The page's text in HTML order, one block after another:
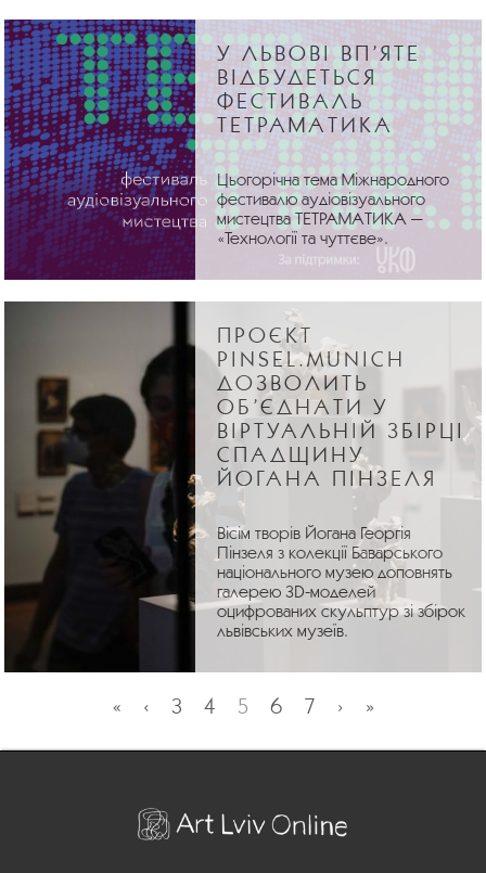
У ЛЬВОВІ ВП’ЯТЕ
ВІДБУДЕТЬСЯ
ФЕСТИВАЛЬ
ТЕТРАМАТИКА
Цьогорічна тема Міжнародного
фестивалю аудіовізуального
мистецтва ТЕТРАМАТИКА —
«Технології та чуттєве».
ПРОЄКТ
PINSEL.MUNICH
ДОЗВОЛИТЬ
ОБ’ЄДНАТИ У
ВІРТУАЛЬНІЙ ЗБІРЦІ
СПАДЩИНУ
ЙОГАНА ПІНЗЕЛЯ
Вісім творів Йогана Георгія
Пінзеля з колекції Баварського
національного музею доповнять
галерею 3D-моделей
оцифрованих скульптур зі збірок
львівських музеїв.
« ‹ 3 4 5 6 7 › »